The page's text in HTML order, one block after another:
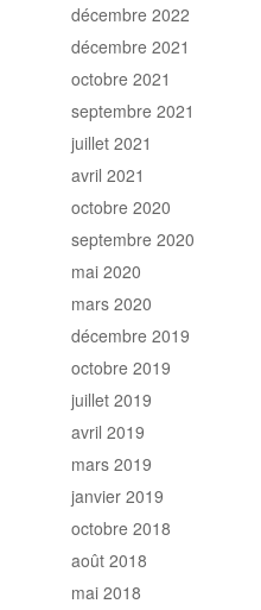
décembre 2022
décembre 2021
octobre 2021
septembre 2021
juillet 2021
avril 2021
octobre 2020
septembre 2020
mai 2020
mars 2020
décembre 2019
octobre 2019
juillet 2019
avril 2019
mars 2019
janvier 2019
octobre 2018
août 2018
mai 2018